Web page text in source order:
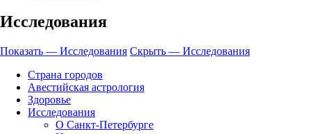
Исследования
Показать — Исследования Скрыть — Исследования
Страна городов
Авестийская астрология
Здоровье
Исследования
О Санкт-Петербурге